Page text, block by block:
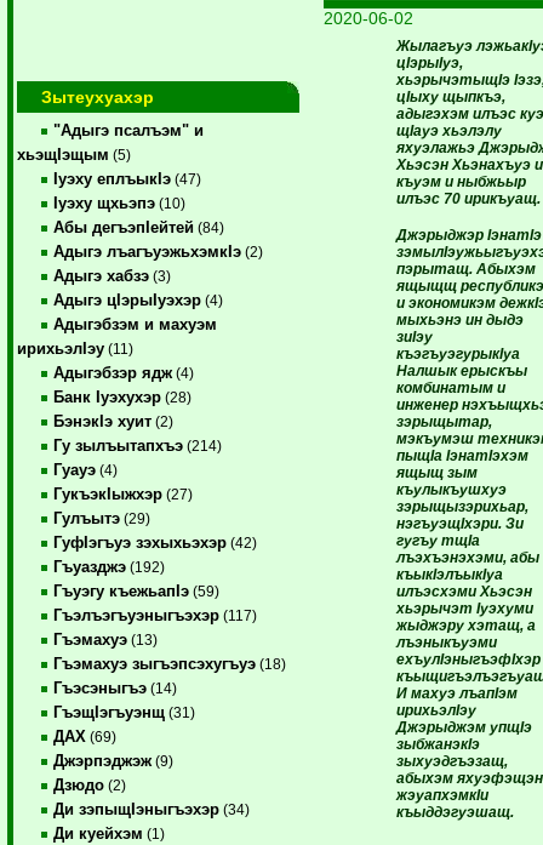
Зытеухуахэр
"Адыгэ псалъэм" и
хьэщIэщым (5)
Iуэху еплъыкIэ (47)
Iуэху щхьэпэ (10)
Абы дегъэпIейтей (84)
Адыгэ лъагъуэжьхэмкIэ (2)
Адыгэ хабзэ (3)
Адыгэ цIэрыIуэхэр (4)
Адыгэбзэм и махуэм
ирихьэлIэу (11)
Адыгэбзэр ядж (4)
Банк Iуэхухэр (28)
БэнэкIэ хуит (2)
Гу зылъытапхъэ (214)
Гуауэ (4)
ГукъэкIыжхэр (27)
Гулъытэ (29)
ГуфIэгъуэ зэхыхьэхэр (42)
Гъуазджэ (192)
Гъуэгу къежьапIэ (59)
Гъэлъэгъуэныгъэхэр (117)
Гъэмахуэ (13)
Гъэмахуэ зыгъэпсэхугъуэ (18)
Гъэсэныгъэ (14)
ГъэщIэгъуэнщ (31)
ДАХ (69)
Джэрпэджэж (9)
Дзюдо (2)
Ди зэпыщIэныгъэхэр (34)
Ди куейхэм (1)
2020-06-02
Жылагъуэ
цIэрыIуэ,
хьэрычэтыщIэ
цIыху щыпкъэ,
адыгэхэм илъэс
щIауэ хьэлэлу
яхуэлажьэ
Хьэсэн Хьэнахъуэ и
къуэм и ныбжьыр
илъэс 70 ирикъуащ.
Джэрыджэр IэнатIэ
пэрытащ. Абыхэм
ящыщщ
и экономикэм
мыхьэнэ ин дыдэ
зиIэу
къэгъуэгурыкIуа
Налшык ерыскъы
комбинатым и
инженер
зэрыщытар,
мэкъумэш
пыщIа IэнатIэхэм
ящыщ зым
къулыкъушхуэ
зэрыщызэрихьар,
нэгъуэщIхэри. Зи
гугъу тщIа
лъэхъэнэхэми, абы
къыкIэлъыкIуа
илъэсхэми Хьэсэн
хьэрычэт Iуэхуми
жыджэру хэтащ, а
лъэныкъуэми
ехъулIэныгъэфIхэр
И махуэ лъапIэм
ирихьэлIэу
Джэрыджэм упщIэ
зыбжанэкIэ
зыхуэдгъэзащ,
абыхэм яхуэфэщэн
жэуапхэмкIи
къыддэгуэшащ.